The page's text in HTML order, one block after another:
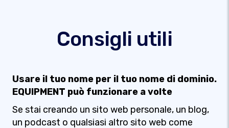
Consigli utili
Usare il tuo nome per il tuo nome di dominio.
EQUIPMENT può funzionare a volte
Se stai creando un sito web personale, un blog,
un podcast o qualsiasi altro sito web come